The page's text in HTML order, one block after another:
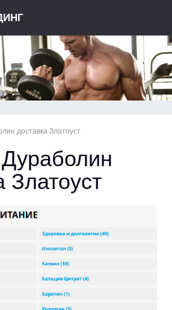
доставка Златоуст
Златоуст